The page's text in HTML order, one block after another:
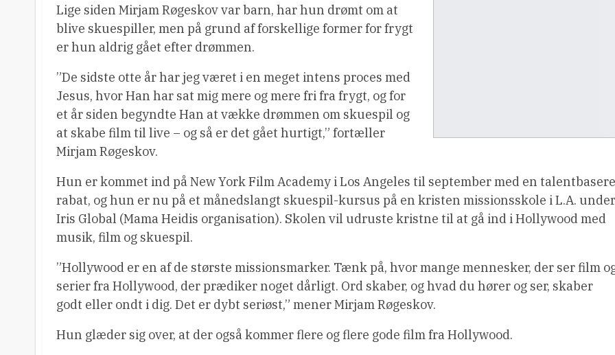
Lige siden Mirjam Røgeskov var barn, har hun drømt om at
blive skuespiller, men på grund af forskellige former for frygt
er hun aldrig gået efter drømmen.
”De sidste otte år har jeg været i en meget intens proces med
Jesus, hvor Han har sat mig mere og mere fri fra frygt, og for
et år siden begyndte Han at vække drømmen om skuespil og
at skabe film til live – og så er det gået hurtigt,” fortæller
Mirjam Røgeskov.
Hun er kommet ind på New York Film Academy i Los Angeles til september med en
rabat, og hun er nu på et månedslangt skuespil-kursus på en kristen missionsskole i L.A. under
Iris Global (Mama Heidis organisation). Skolen vil udruste kristne til at gå ind i Hollywood med
musik, film og skuespil.
”Hollywood er en af de største missionsmarker. Tænk på, hvor mange mennesker, der ser film
serier fra Hollywood, der prædiker noget dårligt. Ord skaber, og hvad du hører og ser, skaber
godt eller ondt i dig. Det er dybt seriøst,” mener Mirjam Røgeskov.
Hun glæder sig over, at der også kommer flere og flere gode film fra Hollywood.